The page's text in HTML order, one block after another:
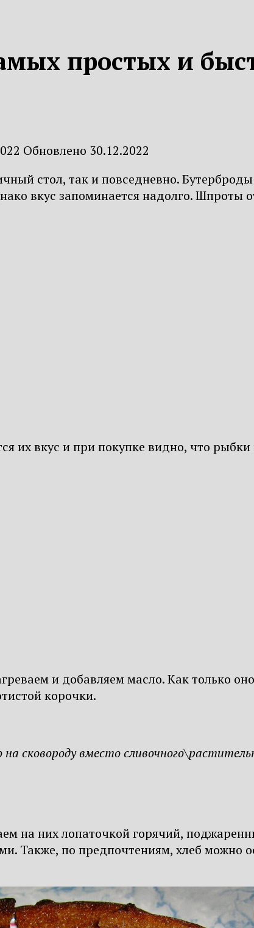
простых и
Обновлено 30.12.2022
стол, так и повседневно.
вкус запоминается надолго. Шпроты
их вкус и при покупке видно, что
и добавляем масло. Как только
корочки.
сковороду вместо
на них лопаточкой горячий,
Также, по предпочтениям, хлеб можно